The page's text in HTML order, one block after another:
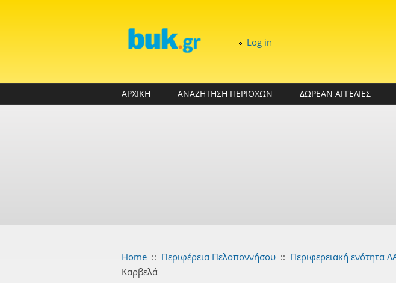
Log in
ΑΡΧΙΚΗ ΑΝΑΖΗΤΗΣΗ ΠΕΡΙΟΧΩΝ ΔΩΡΕΑΝ ΑΓΓΕΛΙΕΣ
Home :: Περιφέρεια Πελοποννήσου :: Περιφερειακή ενότητα
Καρβελά